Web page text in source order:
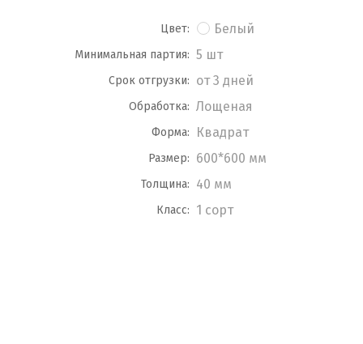
Цвет: Белый
Минимальная партия: 5 шт
Срок отгрузки: от 3 дней
Обработка: Лощеная
Форма: Квадрат
Размер: 600*600 мм
Толщина: 40 мм
Класс: 1 сорт